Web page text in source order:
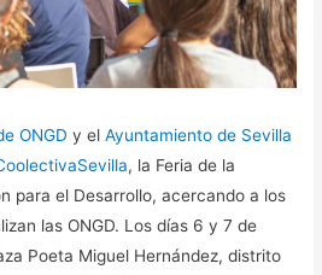
ONGD y elAyuntamiento de Sevilla
, la Feria de la
para el Desarrollo, acercando a los
las ONGD. Los días 6 y 7 de
Poeta Miguel Hernández, distrito